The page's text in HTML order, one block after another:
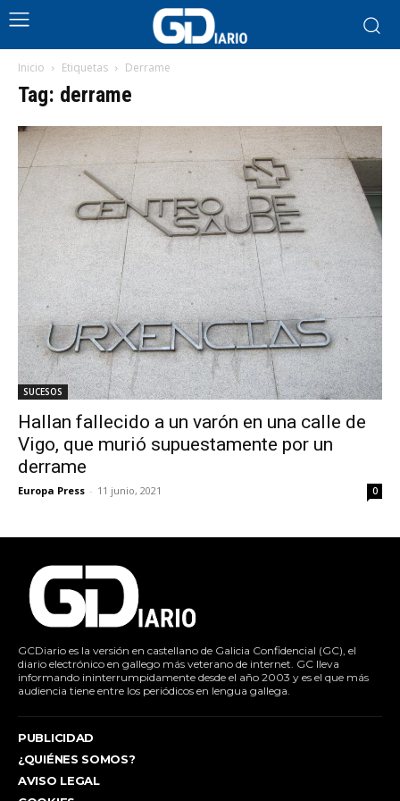
Inicio Etiquetas Derrame
Tag: derrame
SUCESOS
Hallan fallecido a un varón en una calle de
Vigo, que murió supuestamente por un
derrame
Europa Press - 11 junio, 2021 0
GCDiario es la versión en castellano de Galicia Confidencial (GC), el
diario electrónico en gallego más veterano de internet. GC lleva
informando ininterrumpidamente desde el año 2003 y es el que más
audiencia tiene entre los periódicos en lengua gallega.
PUBLICIDAD
¿QUIÉNES SOMOS?
AVISO LEGAL